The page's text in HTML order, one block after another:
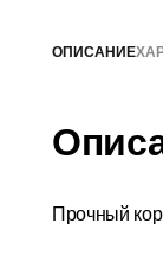
ОПИСАНИЕ
Прочный